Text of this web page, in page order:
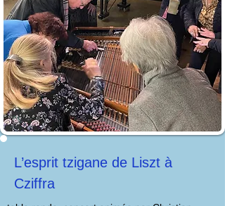
L’esprit tzigane de Liszt à
Cziffra